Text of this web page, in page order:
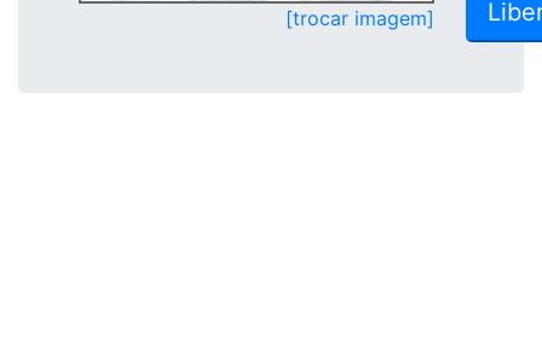
[trocar imagem]